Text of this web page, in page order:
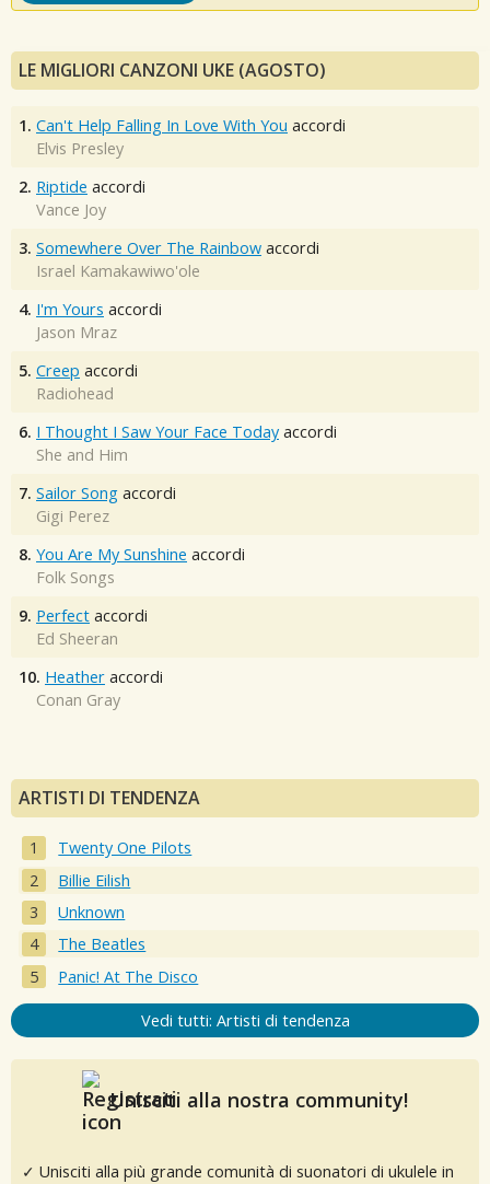
LE MIGLIORI CANZONI UKE (AGOSTO)
1. Can't Help Falling In Love With You accordi
Elvis Presley
2. Riptide accordi
Vance Joy
3. Somewhere Over The Rainbow accordi
Israel Kamakawiwo'ole
4. I'm Yours accordi
Jason Mraz
5. Creep accordi
Radiohead
6. I Thought I Saw Your Face Today accordi
She and Him
7. Sailor Song accordi
Gigi Perez
8. You Are My Sunshine accordi
Folk Songs
9. Perfect accordi
Ed Sheeran
10. Heather accordi
Conan Gray
ARTISTI DI TENDENZA
Twenty One Pilots
Billie Eilish
Unknown
The Beatles
Panic! At The Disco
Vedi tutti: Artisti di tendenza
Unisciti alla nostra community!
✓ Unisciti alla più grande comunità di suonatori di ukulele in